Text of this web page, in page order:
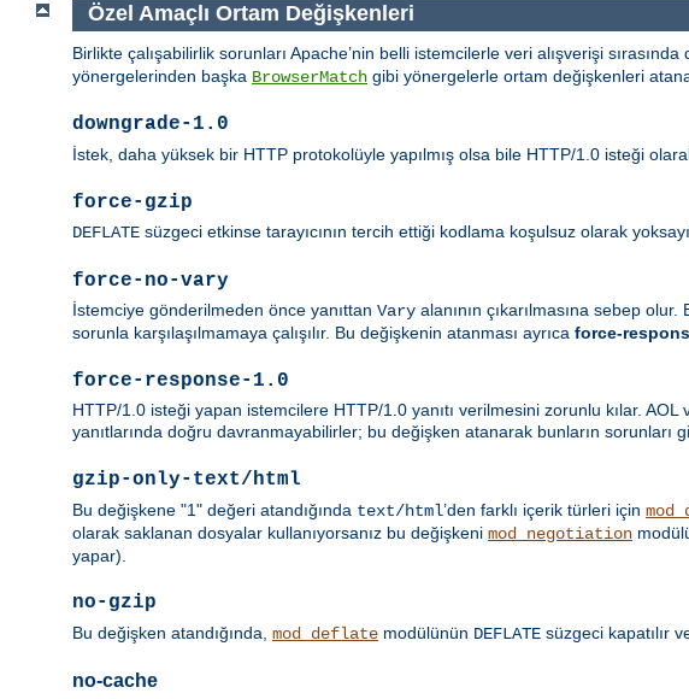
Özel Amaçlı Ortam Değişkenleri
Birlikte çalışabilirlik sorunları Apache’nin belli istemcilerle veri alışverişi
yönergelerinden başka BrowserMatch gibi yönergelerle ortam değişkenleri
downgrade-1.0
İstek, daha yüksek bir HTTP protokolüyle yapılmış olsa bile HTTP/1.0 isteği
force-gzip
DEFLATE süzgeci etkinse tarayıcının tercih ettiği kodlama koşulsuz olarak
force-no-vary
İstemciye gönderilmeden önce yanıttan Vary alanının çıkarılmasına sebep
sorunla karşılaşılmamaya çalışılır. Bu değişkenin atanması ayrıca force-
force-response-1.0
HTTP/1.0 isteği yapan istemcilere HTTP/1.0 yanıtı verilmesini zorunlu kılar.
yanıtlarında doğru davranmayabilirler; bu değişken atanarak bunların sorunları
gzip-only-text/html
Bu değişkene "1" değeri atandığında text/html’den farklı içerik türleri için
olarak saklanan dosyalar kullanıyorsanız bu değişkeni mod_negotiation
yapar).
no-gzip
Bu değişken atandığında, mod_deflate modülünün DEFLATE süzgeci kapatılır
no-cache